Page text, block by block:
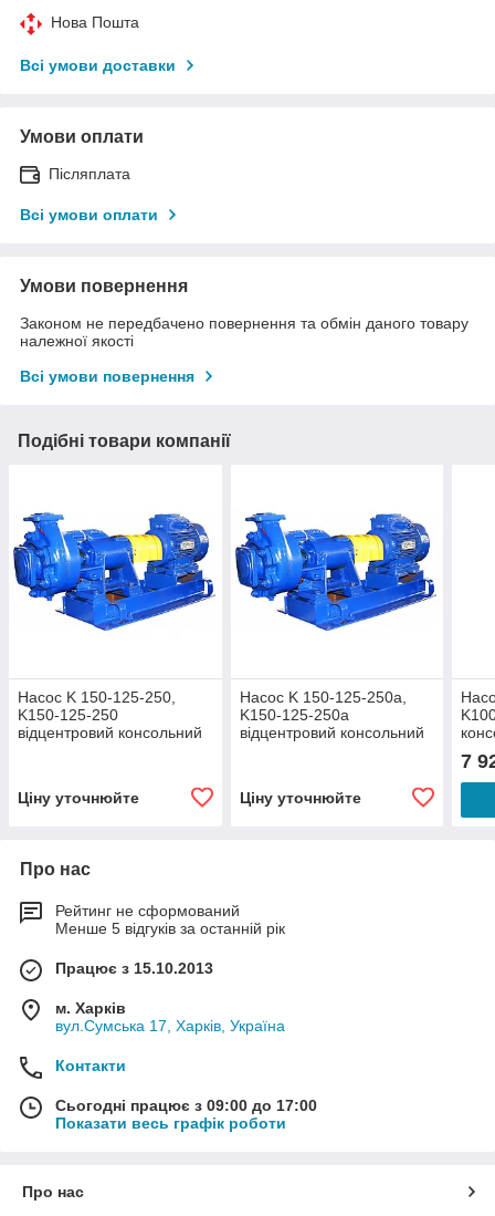
Нова Пошта
Всі умови доставки
Умови оплати
Післяплата
Всі умови оплати
Умови повернення
Законом не передбачено повернення та обмін даного товару
належної якості
Всі умови повернення
Подібні товари компанії
Насос K 150-125-250,
K150-125-250
відцентровий консольний
Ціну уточнюйте
Насос K 150-125-250а,
K150-125-250а
відцентровий консольний
Ціну уточнюйте
7
Про нас
Рейтинг не сформований
Менше 5 відгуків за останній рік
Працює з 15.10.2013
м. Харків
вул.Сумська 17, Харків, Україна
Контакти
Сьогодні працює з 09:00 до 17:00
Показати весь графік роботи
Про нас